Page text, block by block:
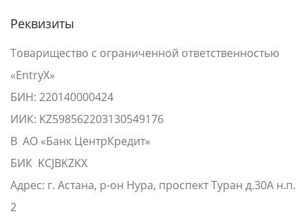
Реквизиты
Товарищество с ограниченной ответственностью
«EntryX»
БИН: 220140000424
ИИК: KZ598562203130549176
В АО «Банк ЦентрКредит»
БИК KCJBKZKX
Адрес: г. Астана, р-он Нура, проспект Туран д.30А н.п.
2